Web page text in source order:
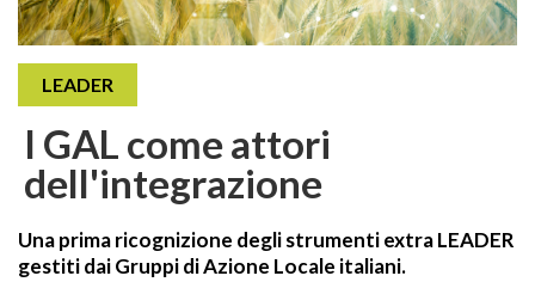
LEADER
I GAL come attori
dell'integrazione
Una prima ricognizione degli strumenti extra LEADER
gestiti dai Gruppi di Azione Locale italiani.